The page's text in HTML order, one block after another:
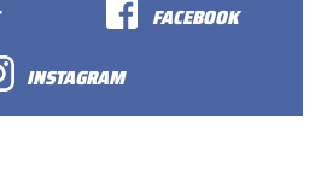
FACEBOOK
INSTAGRAM